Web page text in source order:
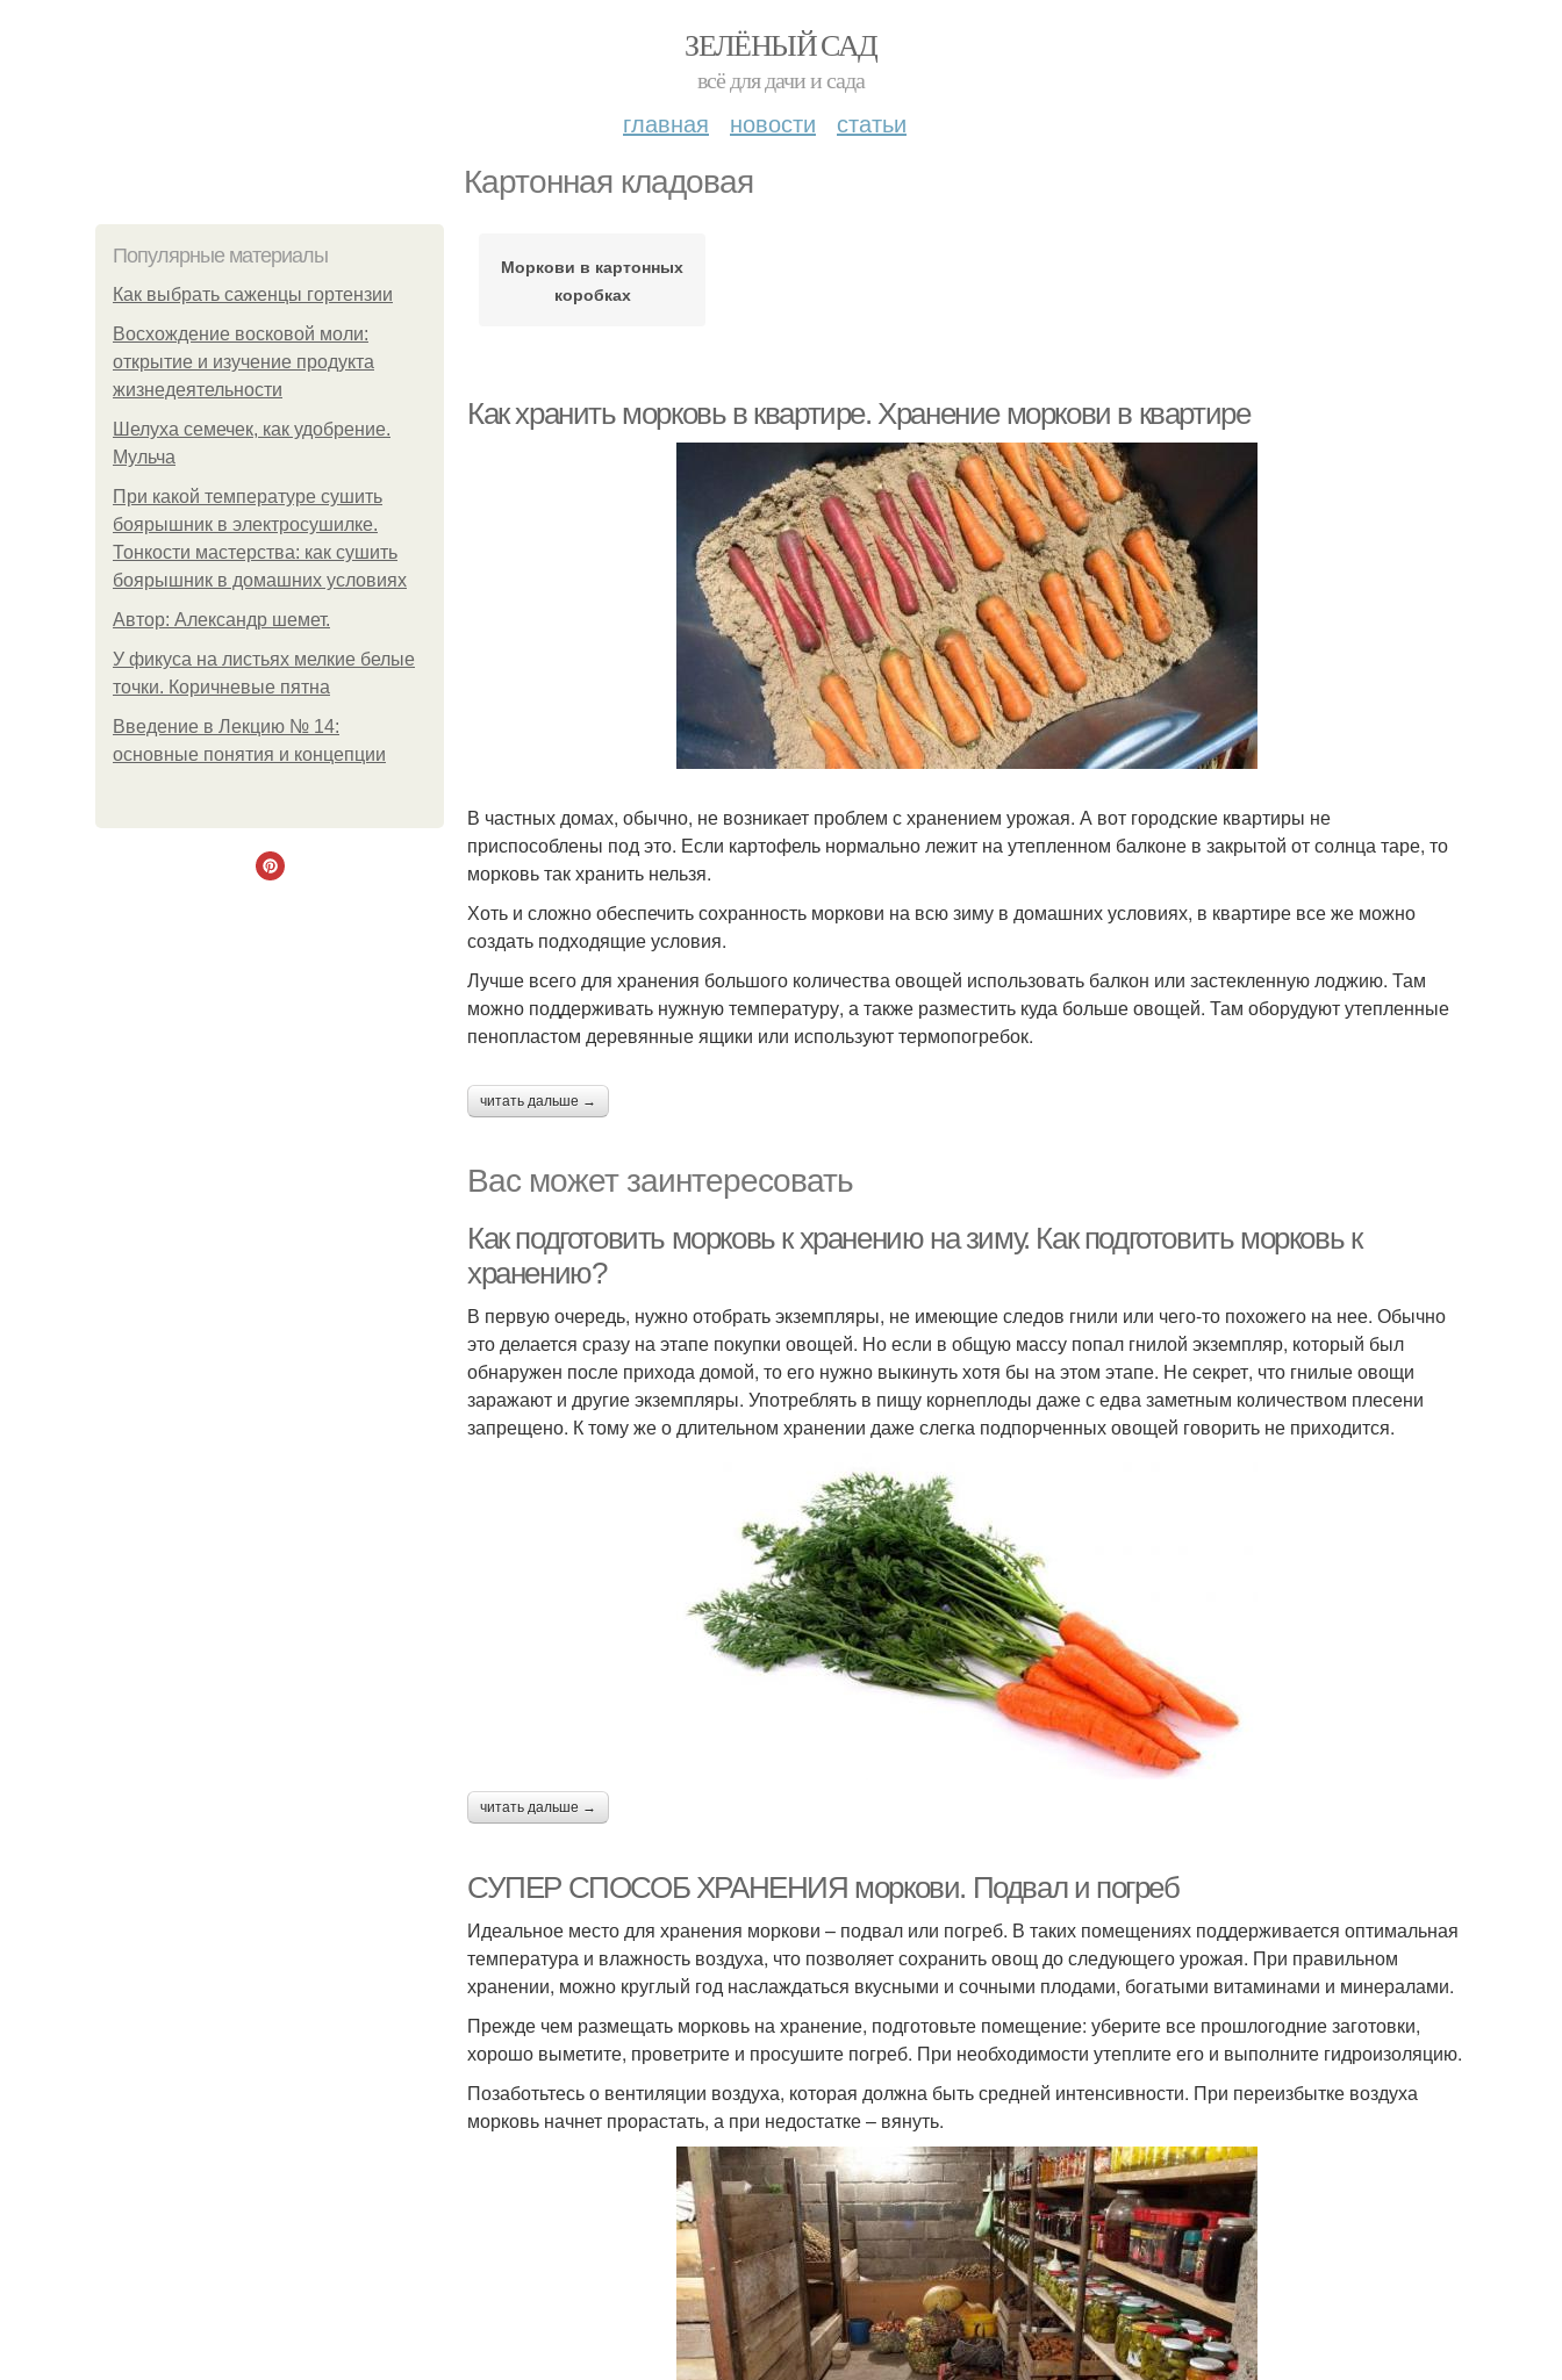
ЗЕЛЁНЫЙ САД
всё для дачи и сада
главная новости статьи
Картонная кладовая
Популярные материалы
Как выбрать саженцы гортензии
Восхождение восковой моли:
открытие и изучение продукта
жизнедеятельности
Шелуха семечек, как удобрение.
Мульча
При какой температуре сушить
боярышник в электросушилке.
Тонкости мастерства: как сушить
боярышник в домашних условиях
Автор: Александр шемет.
У фикуса на листьях мелкие белые
точки. Коричневые пятна
Введение в Лекцию № 14:
основные понятия и концепции
Моркови в картонных
коробках
Как хранить морковь в квартире. Хранение моркови в квартире
В частных домах, обычно, не возникает проблем с хранением урожая. А вот городские квартиры не
приспособлены под это. Если картофель нормально лежит на утепленном балконе в закрытой от солнца таре, то
морковь так хранить нельзя.
Хоть и сложно обеспечить сохранность моркови на всю зиму в домашних условиях, в квартире все же можно
создать подходящие условия.
Лучше всего для хранения большого количества овощей использовать балкон или застекленную лоджию. Там
можно поддерживать нужную температуру, а также разместить куда больше овощей. Там оборудуют утепленные
пенопластом деревянные ящики или используют термопогребок.
читать дальше →
Вас может заинтересовать
Как подготовить морковь к хранению на зиму. Как подготовить морковь к
хранению?
В первую очередь, нужно отобрать экземпляры, не имеющие следов гнили или чего-то похожего на нее. Обычно
это делается сразу на этапе покупки овощей. Но если в общую массу попал гнилой экземпляр, который был
обнаружен после прихода домой, то его нужно выкинуть хотя бы на этом этапе. Не секрет, что гнилые овощи
заражают и другие экземпляры. Употреблять в пищу корнеплоды даже с едва заметным количеством плесени
запрещено. К тому же о длительном хранении даже слегка подпорченных овощей говорить не приходится.
читать дальше →
СУПЕР СПОСОБ ХРАНЕНИЯ моркови. Подвал и погреб
Идеальное место для хранения моркови – подвал или погреб. В таких помещениях поддерживается оптимальная
температура и влажность воздуха, что позволяет сохранить овощ до следующего урожая. При правильном
хранении, можно круглый год наслаждаться вкусными и сочными плодами, богатыми витаминами и минералами.
Прежде чем размещать морковь на хранение, подготовьте помещение: уберите все прошлогодние заготовки,
хорошо выметите, проветрите и просушите погреб. При необходимости утеплите его и выполните гидроизоляцию.
Позаботьтесь о вентиляции воздуха, которая должна быть средней интенсивности. При переизбытке воздуха
морковь начнет прорастать, а при недостатке – вянуть.